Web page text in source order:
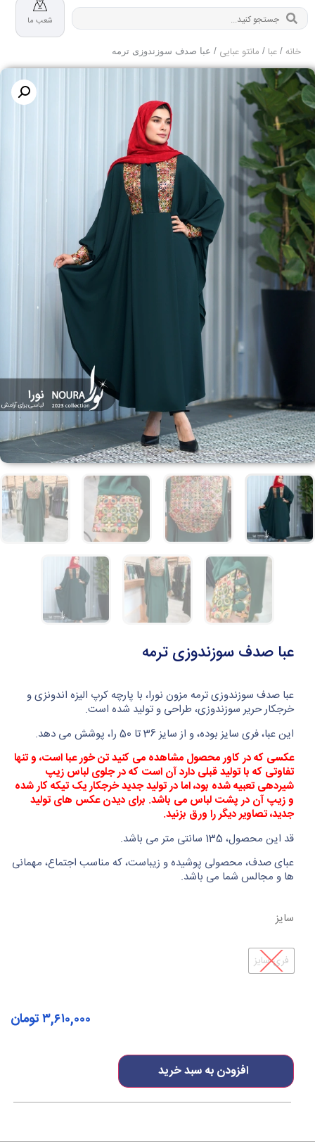
شعب ما
خانه / عبا / مانتو عبایی / عبا صدف سوزندوزی ترمه
عبا صدف سوزندوزی ترمه
عبا صدف سوزندوزی ترمه مزون نورا، با پارچه کرپ الیزه اندونزی و
خرجکار حریر سوزندوزی، طراحی و تولید شده است.
این عبا، فری سایز بوده، و از سایز 36 تا 50 را، پوشش می دهد.
عکسی که در کاور محصول مشاهده می کنید تن خور عبا است، و تنها
تفاوتی که با تولید قبلی دارد آن است که در جلوی لباس زیپ
شیردهی تعبیه شده بود، اما در تولید جدید خرجکار یک تیکه کار شده
و زیپ آن در پشت لباس می باشد. برای دیدن عکس های تولید
جدید، تصاویر دیگر را ورق بزنید.
قد این محصول، 135 سانتی متر می باشد.
عبای صدف، محصولی پوشیده و زیباست، که مناسب اجتماع، مهمانی
ها و مجالس شما می باشد.
سایز
فری سایز
افزودن به سبد خرید
۳,۶۱۰,۰۰۰تومان